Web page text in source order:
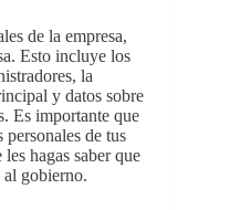
de la empresa,
Esto incluye los
la
y datos sobre
Es importante que
de tus
hagas saber que
al gobierno.